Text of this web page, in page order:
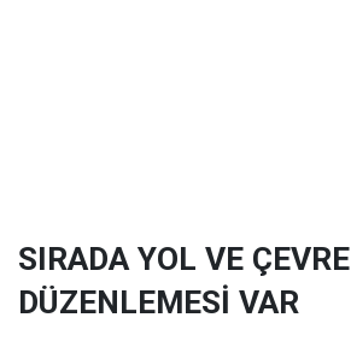
SIRADA YOL VE ÇEVRE
DÜZENLEMESİ VAR